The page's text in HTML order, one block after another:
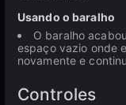
Usando o baralho
O baralho
espaço vazio onde
novamente e
Controles